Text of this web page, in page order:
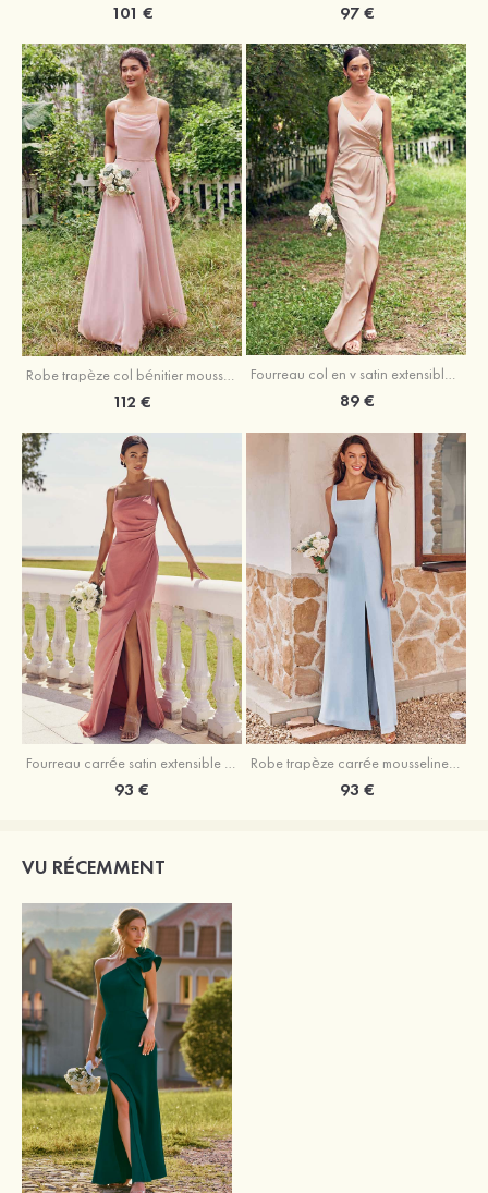
101 € 97 €
112 €
Fourreau col en v satin extensible asymétrique robe de demoiselle d'honneur
89 €
Fourreau carrée satin extensible ras du sol robe de demoiselle d'honneur
93 €
Robe trapèze carrée mousseline ras du sol robe de demoiselle d'honneur
93 €
VU RÉCEMMENT